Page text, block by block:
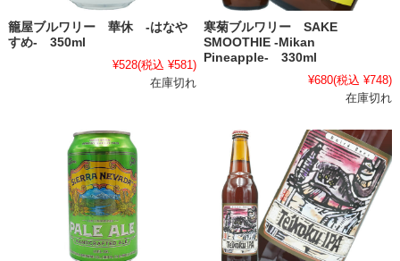
籠屋ブルワリー 華休 -はなや
すめ- 350ml
¥528(税込 ¥581)
在庫切れ
寒菊ブルワリー SAKE
SMOOTHIE -Mikan
Pineapple- 330ml
¥680(税込 ¥748)
在庫切れ